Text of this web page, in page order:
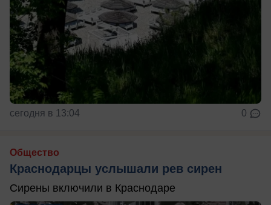
сегодня в 13:04 0
Общество
Краснодарцы услышали рев сирен
Сирены включили в Краснодаре